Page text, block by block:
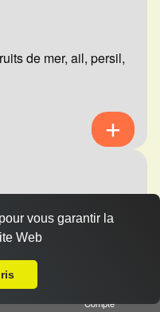
de mer, ail, persil,
hachée,
Compte
vous garantir la
Web